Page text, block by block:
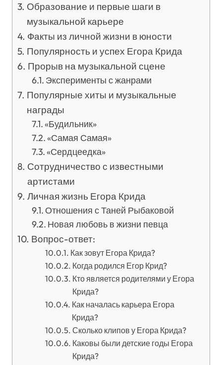
Образование и первые шаги в
музыкальной карьере
Факты из личной жизни в юности
Популярность и успех Егора Крида
Прорыв на музыкальной сцене
Эксперименты с жанрами
Популярные хиты и музыкальные
награды
«Будильник»
«Самая Самая»
«Сердцеедка»
Сотрудничество с известными
артистами
Личная жизнь Егора Крида
Отношения с Таней Рыбаковой
Новая любовь в жизни певца
Вопрос-ответ:
Как зовут Егора Крида?
Когда родился Егор Крид?
Кто является родителями у Егора
Крида?
Как началась карьера Егора
Крида?
Сколько клипов у Егора Крида?
Каковы были детские годы Егора
Крида?